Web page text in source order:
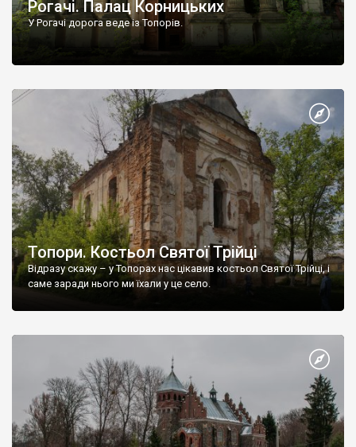
Рогачі. Палац Корницьких
У Рогачі дорога веде із Топорів.
Топори. Костьол Святої Трійці
Відразу скажу – у Топорах нас цікавив костьол Святої Трійці, і
саме заради нього ми їхали у це село.